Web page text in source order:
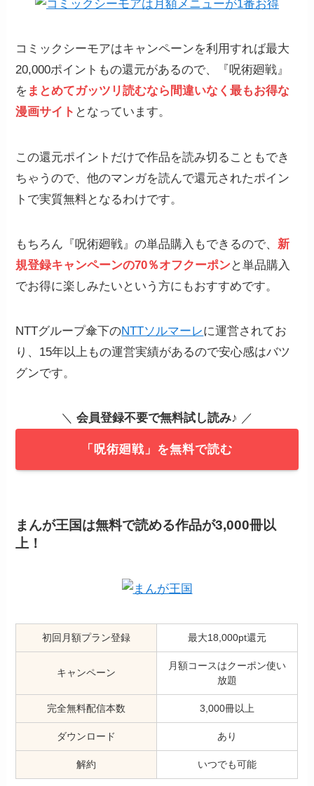
コミックシーモアはキャンペーンを利用すれば最大
20,000ポイントもの還元があるので、『呪術廻戦』
を まとめてガッツリ読むなら間違いなく最もお得な
漫画サイト となっています。
この還元ポイントだけで作品を読み切ることもでき
ちゃうので、他のマンガを読んで還元されたポイン
トで実質無料となるわけです。
もちろん『呪術廻戦』の単品購入もできるので、 新
規登録キャンペーンの70％オフクーポンと単品購入
でお得に楽しみたいという方にもおすすめです。
NTTグループ傘下のNTTソルマーレに運営されてお
り、15年以上もの運営実績があるので安心感はバツ
グンです。
＼ 会員登録不要で無料試し読み♪ ／
「呪術廻戦」を無料で読む
まんが王国は無料で読める作品が3,000冊以
上！
初回月額プラン登録 最大18,000pt還元
キャンペーン
月額コースはクーポン使い
放題
完全無料配信本数 3,000冊以上
ダウンロード あり
解約 いつでも可能